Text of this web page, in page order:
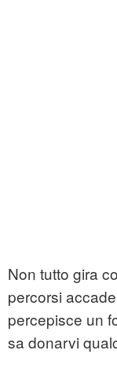
Non tutto gira
percorsi
percepisce un
sa donarvi